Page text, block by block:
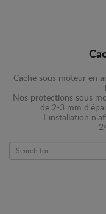
Cache sous moteur en
Nos protections sous
de 2-3 mm
L'installation